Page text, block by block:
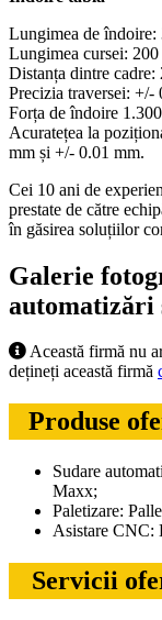
Lungimea de îndoire:
Lungimea cursei: 200
Distanța dintre cadre:
Precizia traversei: +/-
Forța de îndoire
Acuratețea la
mm și +/- 0.01 mm.
Cei 10 ani de
prestate de către
în găsirea soluțiilor
Galerie
automatizări
Această firmă nu
dețineți această firmă
Produse
Sudare
Maxx;
Paletizare:
Asistare CNC:
Servicii